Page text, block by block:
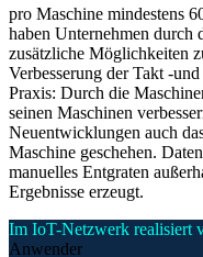
pro Maschine mindestens
haben Unternehmen durch
zusätzliche Möglichkeiten
Verbesserung der Takt -
Praxis: Durch die
seinen Maschinen
Neuentwicklungen auch
Maschine geschehen.
manuelles Entgraten
Ergebnisse erzeugt.
Im IoT-Netzwerk realisiert
Anwender